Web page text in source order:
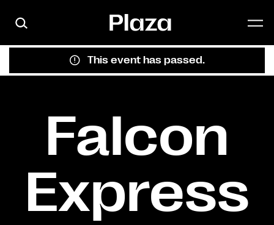
This event has passed.
Falcon
Express